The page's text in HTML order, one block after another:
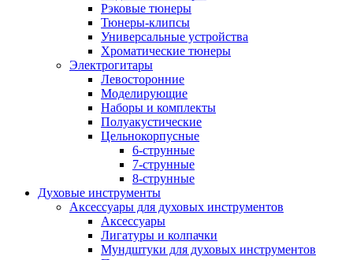
Рэковые тюнеры
Тюнеры-клипсы
Универсальные устройства
Хроматические тюнеры
Электрогитары
Левосторонние
Моделирующие
Наборы и комплекты
Полуакустические
Цельнокорпусные
6-струнные
7-струнные
8-струнные
Духовые инструменты
Аксессуары для духовых инструментов
Аксессуары
Лигатуры и колпачки
Мундштуки для духовых инструментов